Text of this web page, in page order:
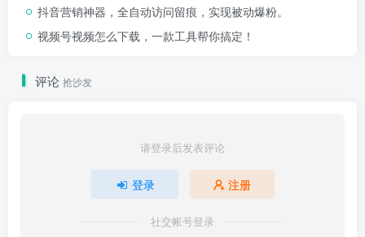
抖音营销神器，全自动访问留痕，实现被动爆粉。
视频号视频怎么下载，一款工具帮你搞定！
评论 抢沙发
请登录后发表评论
登录 注册
社交帐号登录